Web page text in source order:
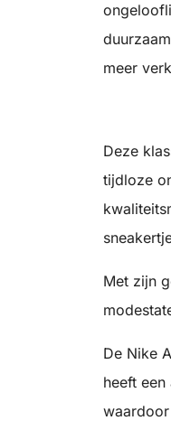
meer
Deze
tijdloze
Met zijn
De Nike
heeft